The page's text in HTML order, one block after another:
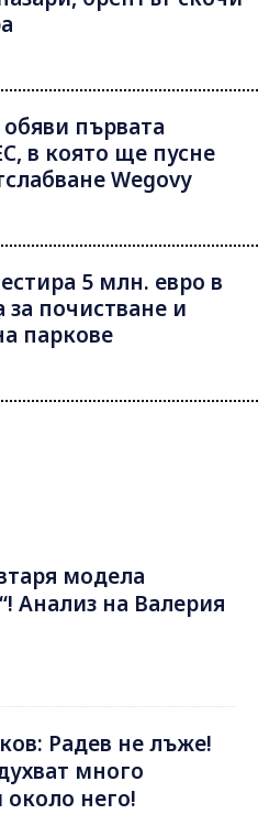
първата
в която ще пусне
Wegovy
5 млн. евро в
за почистване и
паркове
модела
Анализ на Валерия
Радев не лъже!
много
около него!